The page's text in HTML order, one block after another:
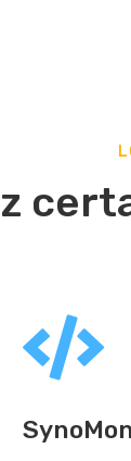

SynoMon